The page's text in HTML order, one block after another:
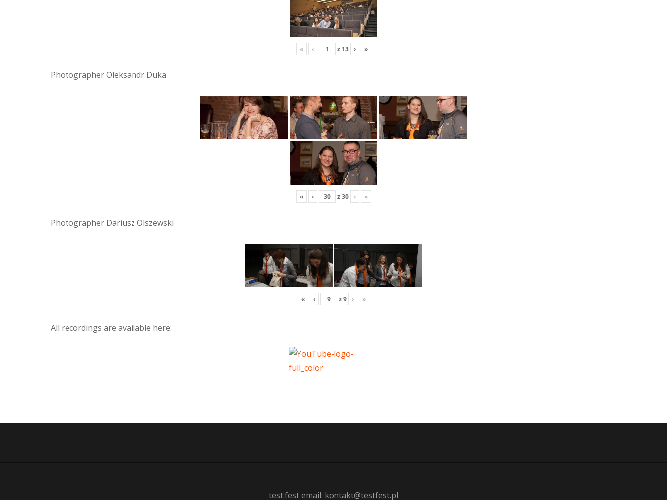
« ‹ z 13 › »
Photographer Oleksandr Duka
« ‹ z30 › »
Photographer Dariusz Olszewski
« ‹ z9 › »
All recordings are available here:
test:fest email: kontakt@testfest.pl